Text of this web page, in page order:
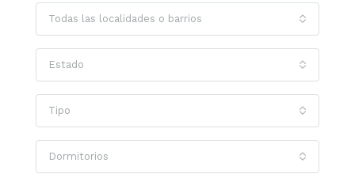
Todas las localidades o barrios
Estado
Tipo
Dormitorios